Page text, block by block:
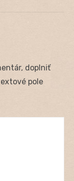
doplniť
pole